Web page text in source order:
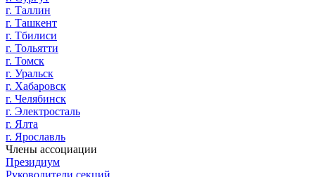
г. Таллин
г. Ташкент
г. Тбилиси
г. Тольятти
г. Томск
г. Уральск
г. Хабаровск
г. Челябинск
г. Электросталь
г. Ялта
г. Ярославль
Члены ассоциации
Президиум
Руководители секций